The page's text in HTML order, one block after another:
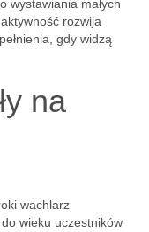
wystawiania małych
rozwija
gdy widzą
na
wachlarz
wieku uczestników